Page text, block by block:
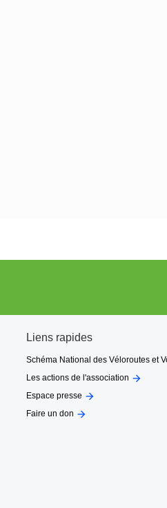
Liens rapides
Schéma National des Véloroutes et
Les actions de l'association 
Espace presse 
Faire un don 